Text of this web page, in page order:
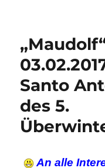
Santo
des 5.
An alle